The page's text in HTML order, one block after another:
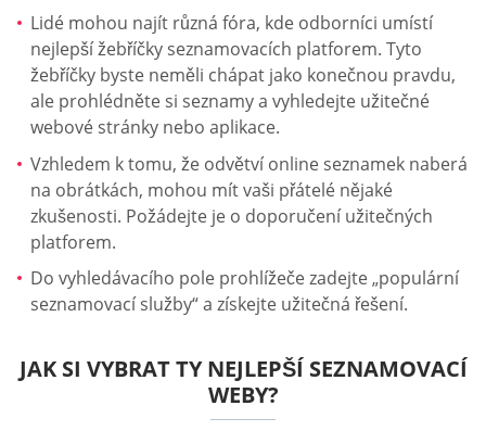
Lidé mohou najít různá fóra, kde odborníci umístí
nejlepší žebříčky seznamovacích platforem. Tyto
žebříčky byste neměli chápat jako konečnou pravdu,
ale prohlédněte si seznamy a vyhledejte užitečné
webové stránky nebo aplikace.
Vzhledem k tomu, že odvětví online seznamek naberá
na obrátkách, mohou mít vaši přátelé nějaké
zkušenosti. Požádejte je o doporučení užitečných
platforem.
Do vyhledávacího pole prohlížeče zadejte „populární
seznamovací služby“ a získejte užitečná řešení.
JAK SI VYBRAT TY NEJLEPŠÍ SEZNAMOVACÍ
WEBY?